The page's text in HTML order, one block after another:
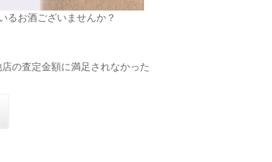
るお酒ございませんか？
の査定金額に満足されなかった